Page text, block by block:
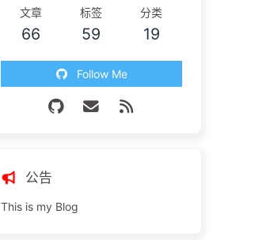
文章
66
标签
59
分类
19
Follow Me
公告
This is my Blog